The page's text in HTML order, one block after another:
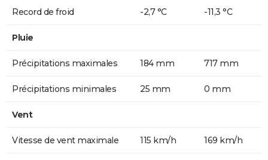
Record de froid -2,7 °C -11,3 °C
Pluie
Précipitations maximales 184 mm 717 mm
Précipitations minimales 25 mm 0 mm
Vent
Vitesse de vent maximale 115 km/h 169 km/h